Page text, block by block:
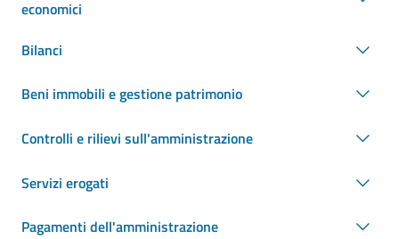
economici
Bilanci
Beni immobili e gestione patrimonio
Controlli e rilievi sull'amministrazione
Servizi erogati
Pagamenti dell'amministrazione